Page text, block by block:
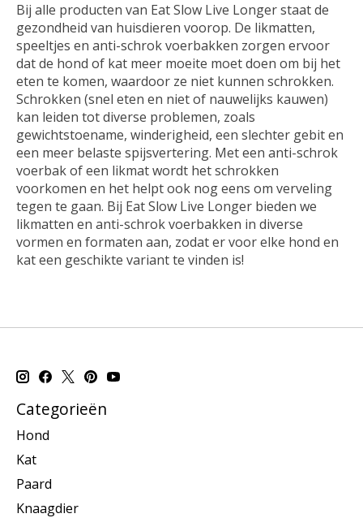
Bij alle producten van Eat Slow Live Longer staat de
gezondheid van huisdieren voorop. De likmatten,
speeltjes en anti-schrok voerbakken zorgen ervoor
dat de hond of kat meer moeite moet doen om bij het
eten te komen, waardoor ze niet kunnen schrokken.
Schrokken (snel eten en niet of nauwelijks kauwen)
kan leiden tot diverse problemen, zoals
gewichtstoename, winderigheid, een slechter gebit en
een meer belaste spijsvertering. Met een anti-schrok
voerbak of een likmat wordt het schrokken
voorkomen en het helpt ook nog eens om verveling
tegen te gaan. Bij Eat Slow Live Longer bieden we
likmatten en anti-schrok voerbakken in diverse
vormen en formaten aan, zodat er voor elke hond en
kat een geschikte variant te vinden is!
Categorieën
Hond
Kat
Paard
Knaagdier